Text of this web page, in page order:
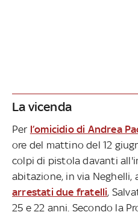
La vicenda
Per l’omicidio di Andrea
ore del mattino del 12
colpi di pistola davanti
abitazione, in via Neghelli,
arrestati due fratelli,
25 e 22 anni. Secondo la